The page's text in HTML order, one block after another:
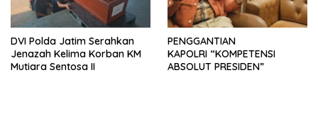
DVI Polda Jatim Serahkan
Jenazah Kelima Korban KM
Mutiara Sentosa II
PENGGANTIAN
KAPOLRI “KOMPETENSI
ABSOLUT PRESIDEN”